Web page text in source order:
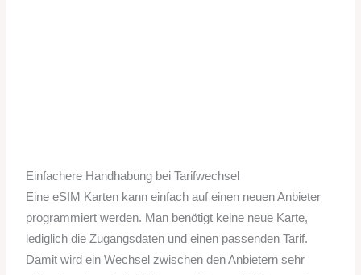
Einfachere Handhabung bei Tarifwechsel
Eine eSIM Karten kann einfach auf einen neuen Anbieter
programmiert werden. Man benötigt keine neue Karte,
lediglich die Zugangsdaten und einen passenden Tarif.
Damit wird ein Wechsel zwischen den Anbietern sehr